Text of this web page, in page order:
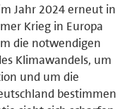
Jahr 2024 erneut in
Krieg in Europa
die notwendigen
Klimawandels, um
und um die
bestimmen